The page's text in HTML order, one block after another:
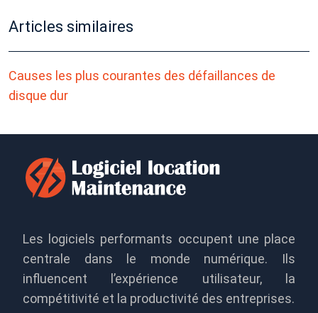
Articles similaires
Causes les plus courantes des défaillances de
disque dur
Les logiciels performants occupent une place
centrale dans le monde numérique. Ils
influencent l’expérience utilisateur, la
compétitivité et la productivité des entreprises.